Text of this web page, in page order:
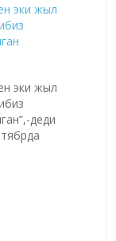
эки жыл
эки жыл
деди
күнүнө